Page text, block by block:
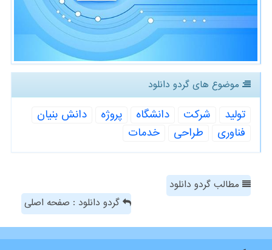
موضوع های گردو دانلود
تولید شركت دانشگاه پروژه
دانش بنیان
فناوری
طراحی خدمات
مطالب گردو دانلود
گردو دانلود : صفحه اصلی